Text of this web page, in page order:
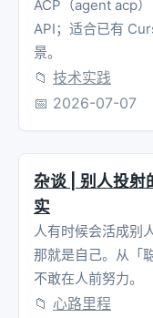
ACP（agent acp
API；适合已有
景。
📁 技术实践
📅 2026-07-07
杂谈 | 别人投射
实
人有时候会活成别
那就是自己。从「
不敢在人前努力。
📁 心路里程